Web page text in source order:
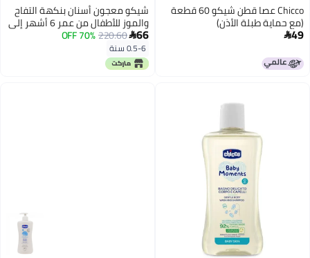
Chicco عصا قطن شيكو 60 قطعة
(مع حماية طبلة الأذن)
49
شيكو معجون أسنان بنكهة التفاح
والموز للأطفال من عمر 6 أشهر إلى
6 سنوات، خالٍ من الفلورايد والمواد
مل)
66
220.60
70% OFF
0.5-6 سنة